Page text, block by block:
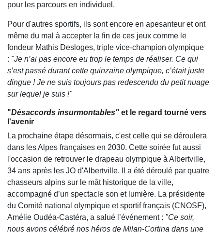
pour les parcours en individuel.
Pour d'autres sportifs, ils sont encore en apesanteur et ont
même du mal à accepter la fin de ces jeux comme le
fondeur Mathis Desloges, triple vice-champion olympique
: "Je n’ai pas encore eu trop le temps de réaliser. Ce qui
s’est passé durant cette quinzaine olympique, c’était juste
dingue ! Je ne suis toujours pas redescendu du petit nuage
sur lequel je suis !"
"Désaccords insurmontables" et le regard tourné vers
l'avenir
La prochaine étape désormais, c'est celle qui se déroulera
dans les Alpes françaises en 2030. Cette soirée fut aussi
l'occasion de retrouver le drapeau olympique à Albertville,
34 ans après les JO d'Albertville. Il a été déroulé par quatre
chasseurs alpins sur le mât historique de la ville,
accompagné d’un spectacle son et lumière. La présidente
du Comité national olympique et sportif français (CNOSF),
Amélie Oudéa-Castéra, a salué l’événement : "Ce soir,
nous avons célébré nos héros de Milan-Cortina dans une